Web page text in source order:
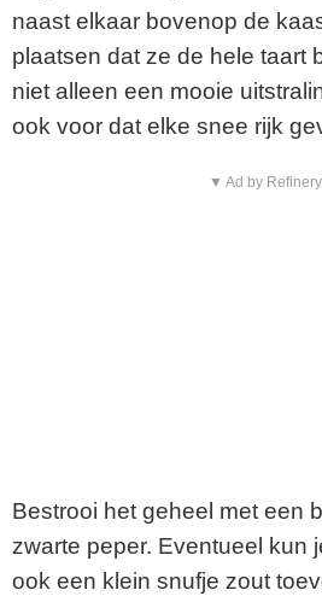
naast elkaar bovenop de
plaatsen dat ze de hele taart
niet alleen een mooie
ook voor dat elke snee rijk
▼ Ad by
Bestrooi het geheel met een
zwarte peper. Eventueel kun
ook een klein snufje zout